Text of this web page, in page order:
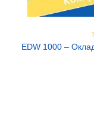
EDW 1000 –